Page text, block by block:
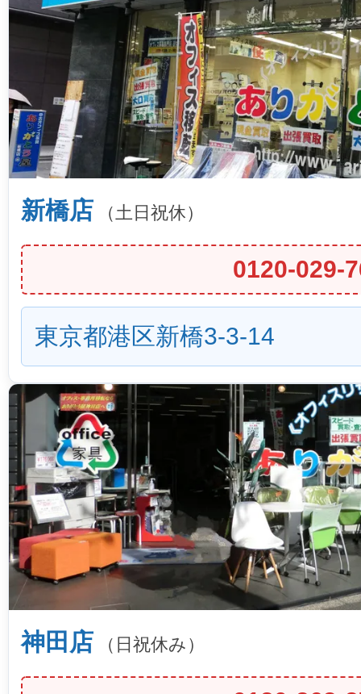
新橋店 （土日祝休）
0120-029-
東京都港区新橋3-3-14
神田店 （日祝休み）